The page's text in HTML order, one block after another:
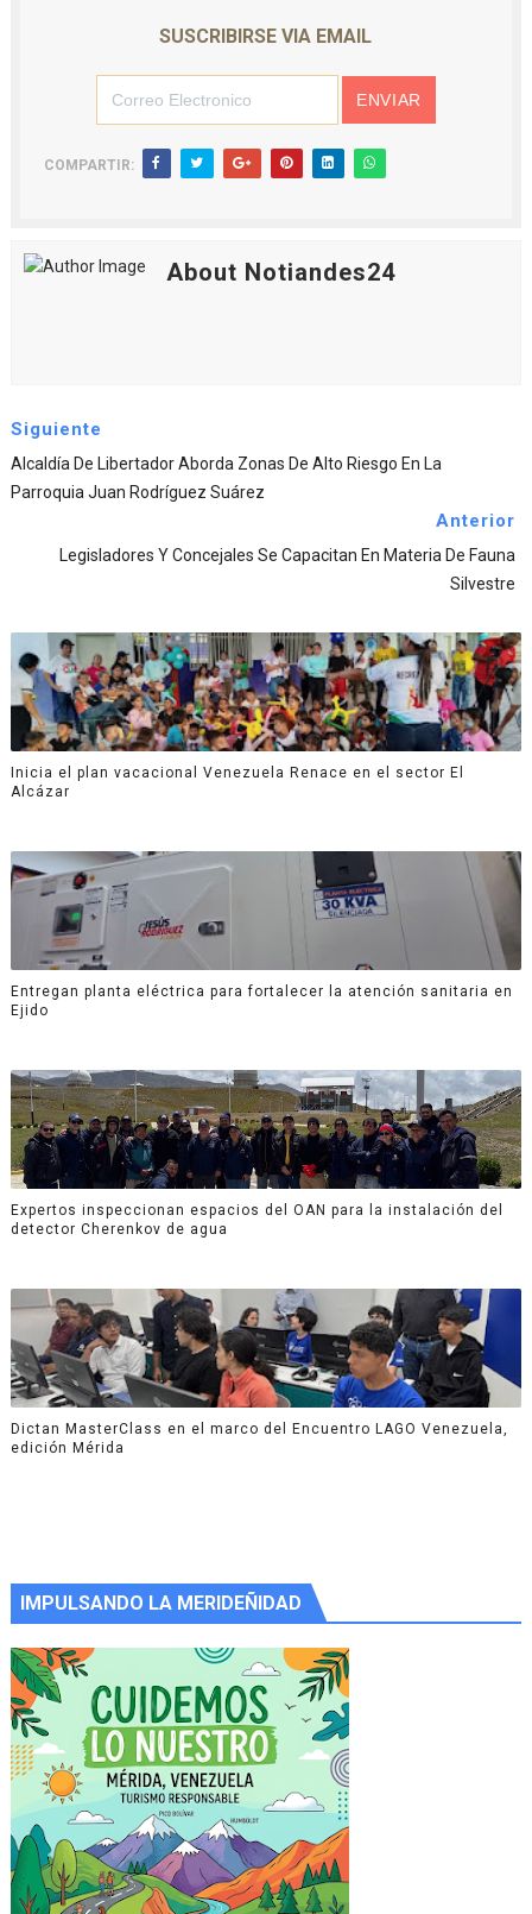
SUSCRIBIRSE VIA EMAIL
COMPARTIR:
About Notiandes24
Siguiente
Alcaldía De Libertador Aborda Zonas De Alto Riesgo En La
Parroquia Juan Rodríguez Suárez
Anterior
Legisladores Y Concejales Se Capacitan En Materia De Fauna
Silvestre
Inicia el plan vacacional Venezuela Renace en el sector El
Alcázar
Entregan planta eléctrica para fortalecer la atención sanitaria en
Ejido
Expertos inspeccionan espacios del OAN para la instalación del
detector Cherenkov de agua
Dictan MasterClass en el marco del Encuentro LAGO Venezuela,
edición Mérida
IMPULSANDO LA MERIDEÑIDAD